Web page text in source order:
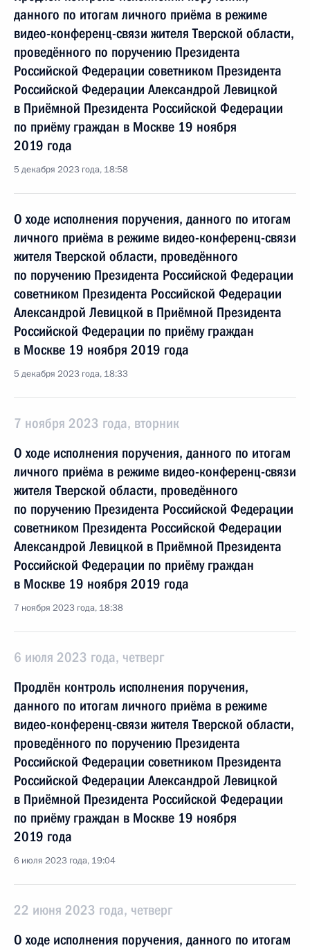
данного по итогам личного приёма в режиме
видео-конференц-связи жителя Тверской области,
проведённого по поручению Президента
Российской Федерации советником Президента
Российской Федерации Александрой Левицкой
в Приёмной Президента Российской Федерации
по приёму граждан в Москве 19 ноября
2019 года
5 декабря 2023 года, 18:58
О ходе исполнения поручения, данного по итогам
личного приёма в режиме видео-конференц-связи
жителя Тверской области, проведённого
по поручению Президента Российской Федерации
советником Президента Российской Федерации
Александрой Левицкой в Приёмной Президента
Российской Федерации по приёму граждан
в Москве 19 ноября 2019 года
5 декабря 2023 года, 18:33
7 ноября 2023 года, вторник
О ходе исполнения поручения, данного по итогам
личного приёма в режиме видео-конференц-связи
жителя Тверской области, проведённого
по поручению Президента Российской Федерации
советником Президента Российской Федерации
Александрой Левицкой в Приёмной Президента
Российской Федерации по приёму граждан
в Москве 19 ноября 2019 года
7 ноября 2023 года, 18:38
6 июля 2023 года, четверг
Продлён контроль исполнения поручения,
данного по итогам личного приёма в режиме
видео-конференц-связи жителя Тверской области,
проведённого по поручению Президента
Российской Федерации советником Президента
Российской Федерации Александрой Левицкой
в Приёмной Президента Российской Федерации
по приёму граждан в Москве 19 ноября
2019 года
6 июля 2023 года, 19:04
22 июня 2023 года, четверг
О ходе исполнения поручения, данного по итогам